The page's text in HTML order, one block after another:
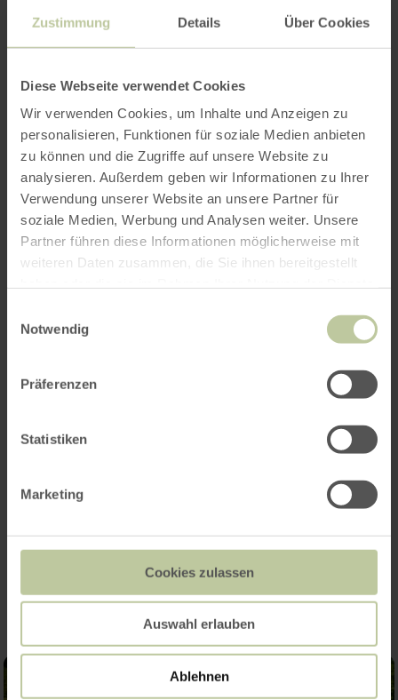
Zustimmung Details Über Cookies
Diese Webseite verwendet Cookies
Wir verwenden Cookies, um Inhalte und Anzeigen zu
personalisieren, Funktionen für soziale Medien anbieten
zu können und die Zugriffe auf unsere Website zu
analysieren. Außerdem geben wir Informationen zu Ihrer
Verwendung unserer Website an unsere Partner für
soziale Medien, Werbung und Analysen weiter. Unsere
Partner führen diese Informationen möglicherweise mit
weiteren Daten zusammen, die Sie ihnen bereitgestellt
Notwendig
Präferenzen
Statistiken
Marketing
Cookies zulassen
Auswahl erlauben
Ablehnen
Brohltal!
Mit Beginn der Dämmerung wird eine
Nachtwanderung durch die Vollmondnacht
angeboten, an deren Ende Sie der "Vulkan-
Express" wieder erwartet. Die Rückkunft in
Brohl ist um 23:40 Uhr mit Anschluss an die
Regionalzüge in Richtung Bonn/Köln bzw.
Koblenz.
Der Fahrpreis beinhaltet die Fahrt im "Vulkan-
Express", das Abendessen und die
Nachtwanderung.
Fahrpreise
Impressionen